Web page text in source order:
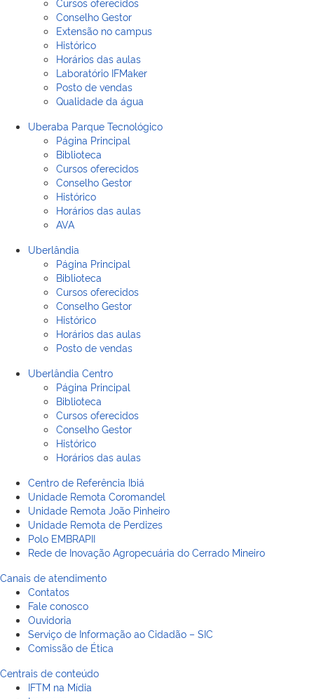
Conselho Gestor
Extensão no campus
Histórico
Horários das aulas
Laboratório IFMaker
Posto de vendas
Qualidade da água
Uberaba Parque Tecnológico
Página Principal
Biblioteca
Cursos oferecidos
Conselho Gestor
Histórico
Horários das aulas
AVA
Uberlândia
Página Principal
Biblioteca
Cursos oferecidos
Conselho Gestor
Histórico
Horários das aulas
Posto de vendas
Uberlândia Centro
Página Principal
Biblioteca
Cursos oferecidos
Conselho Gestor
Histórico
Horários das aulas
Centro de Referência Ibiá
Unidade Remota Coromandel
Unidade Remota João Pinheiro
Unidade Remota de Perdizes
Polo EMBRAPII
Rede de Inovação Agropecuária do Cerrado Mineiro
Canais de atendimento
Contatos
Fale conosco
Ouvidoria
Serviço de Informação ao Cidadão – SIC
Comissão de Ética
Centrais de conteúdo
IFTM na Mídia